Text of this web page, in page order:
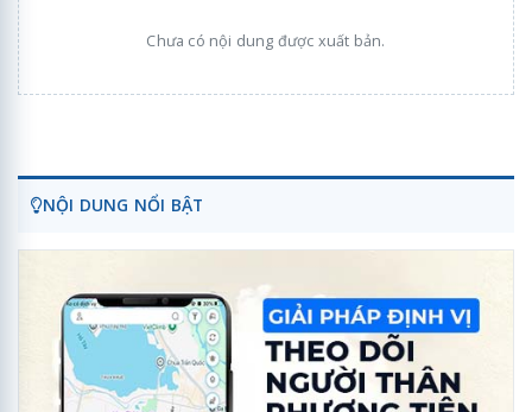
Chưa có nội dung được xuất bản.
NỘI DUNG NỔI BẬT